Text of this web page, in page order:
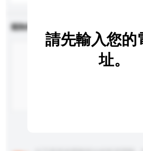
查詢內容
請先輸入您的
址。